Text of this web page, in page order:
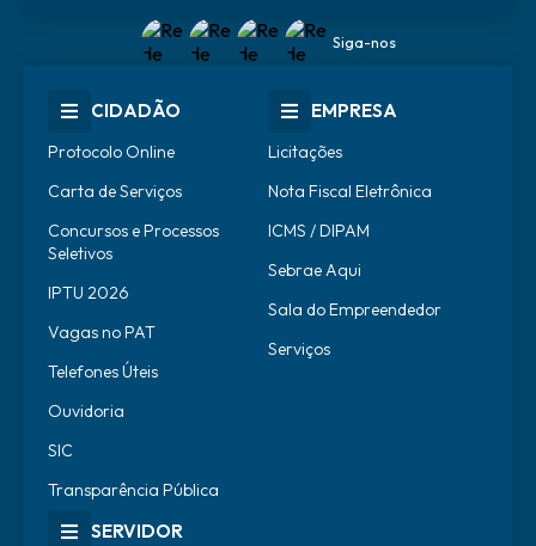
Siga-nos
CIDADÃO
Protocolo Online
Carta de Serviços
Concursos e Processos
Seletivos
IPTU 2026
Vagas no PAT
Telefones Úteis
Ouvidoria
SIC
Transparência Pública
EMPRESA
Licitações
Nota Fiscal Eletrônica
ICMS / DIPAM
Sebrae Aqui
Sala do Empreendedor
Serviços
SERVIDOR